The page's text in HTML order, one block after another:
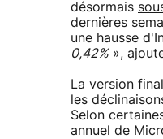
désormais
dernières
une hausse
0,42% »,
La version
les
Selon
annuel de